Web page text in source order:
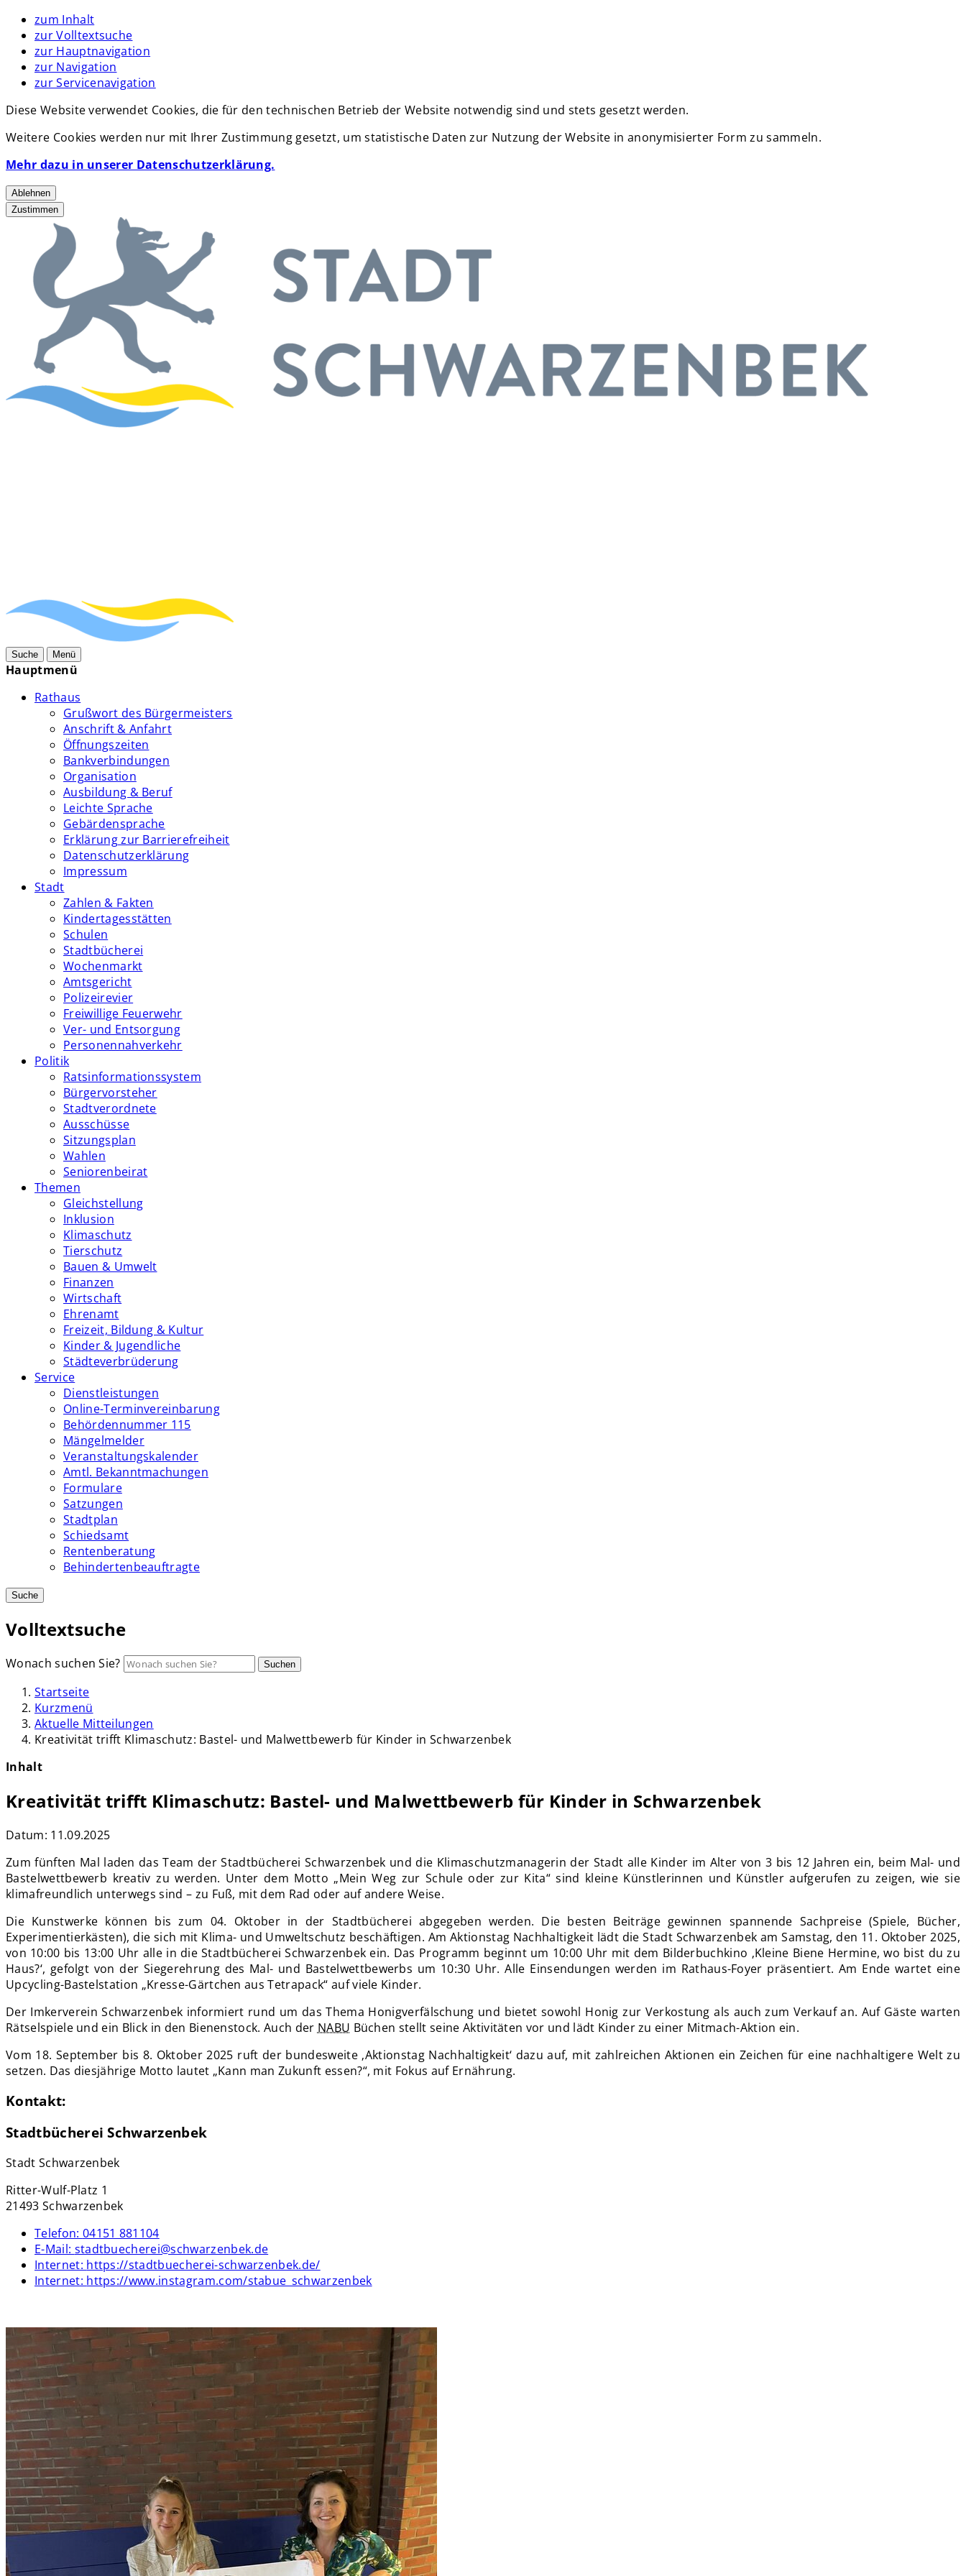
zum Inhalt
zur Volltextsuche
zur Hauptnavigation
zur Navigation
zur Servicenavigation
Diese Website verwendet Cookies, die für den technischen Betrieb der Website notwendig sind und stets gesetzt werden.
Weitere Cookies werden nur mit Ihrer Zustimmung gesetzt, um statistische Daten zur Nutzung der Website in anonymisierter Form zu sammeln.
Mehr dazu in unserer Datenschutzerklärung.
Ablehnen
Zustimmen
Suche Menü
Hauptmenü
Rathaus
Grußwort des Bürgermeisters
Anschrift & Anfahrt
Öffnungszeiten
Bankverbindungen
Organisation
Ausbildung & Beruf
Leichte Sprache
Gebärdensprache
Erklärung zur Barrierefreiheit
Datenschutzerklärung
Impressum
Stadt
Zahlen & Fakten
Kindertagesstätten
Schulen
Stadtbücherei
Wochenmarkt
Amtsgericht
Polizeirevier
Freiwillige Feuerwehr
Ver- und Entsorgung
Personennahverkehr
Politik
Ratsinformationssystem
Bürgervorsteher
Stadtverordnete
Ausschüsse
Sitzungsplan
Wahlen
Seniorenbeirat
Themen
Gleichstellung
Inklusion
Klimaschutz
Tierschutz
Bauen & Umwelt
Finanzen
Wirtschaft
Ehrenamt
Freizeit, Bildung & Kultur
Kinder & Jugendliche
Städteverbrüderung
Service
Dienstleistungen
Online-Terminvereinbarung
Behördennummer 115
Mängelmelder
Veranstaltungskalender
Amtl. Bekanntmachungen
Formulare
Satzungen
Stadtplan
Schiedsamt
Rentenberatung
Behindertenbeauftragte
Suche
Volltextsuche
Wonach suchen Sie? Suchen
Startseite
Kurzmenü
Aktuelle Mitteilungen
Kreativität trifft Klimaschutz: Bastel- und Malwettbewerb für Kinder in Schwarzenbek
Inhalt
Kreativität trifft Klimaschutz: Bastel- und Malwettbewerb für Kinder in Schwarzenbek
Datum: 11.09.2025
Zum fünften Mal laden das Team der Stadtbücherei Schwarzenbek und die Klimaschutzmanagerin der Stadt alle Kinder im Alter von 3 bis 12 Jahren ein, beim Mal- und
Bastelwettbewerb kreativ zu werden. Unter dem Motto „Mein Weg zur Schule oder zur Kita“ sind kleine Künstlerinnen und Künstler aufgerufen zu zeigen, wie sie
klimafreundlich unterwegs sind – zu Fuß, mit dem Rad oder auf andere Weise.
Die Kunstwerke können bis zum 04. Oktober in der Stadtbücherei abgegeben werden. Die besten Beiträge gewinnen spannende Sachpreise (Spiele, Bücher,
Experimentierkästen), die sich mit Klima- und Umweltschutz beschäftigen. Am Aktionstag Nachhaltigkeit lädt die Stadt Schwarzenbek am Samstag, den 11. Oktober 2025,
von 10:00 bis 13:00 Uhr alle in die Stadtbücherei Schwarzenbek ein. Das Programm beginnt um 10:00 Uhr mit dem Bilderbuchkino ‚Kleine Biene Hermine, wo bist du zu
Haus?‘, gefolgt von der Siegerehrung des Mal- und Bastelwettbewerbs um 10:30 Uhr. Alle Einsendungen werden im Rathaus-Foyer präsentiert. Am Ende wartet eine
Upcycling-Bastelstation „Kresse-Gärtchen aus Tetrapack“ auf viele Kinder.
Der Imkerverein Schwarzenbek informiert rund um das Thema Honigverfälschung und bietet sowohl Honig zur Verkostung als auch zum Verkauf an. Auf Gäste warten
Rätselspiele und ein Blick in den Bienenstock. Auch der NABU Büchen stellt seine Aktivitäten vor und lädt Kinder zu einer Mitmach-Aktion ein.
Vom 18. September bis 8. Oktober 2025 ruft der bundesweite ‚Aktionstag Nachhaltigkeit‘ dazu auf, mit zahlreichen Aktionen ein Zeichen für eine nachhaltigere Welt zu
setzen. Das diesjährige Motto lautet „Kann man Zukunft essen?“, mit Fokus auf Ernährung.
Kontakt:
Stadtbücherei Schwarzenbek
Stadt Schwarzenbek
Ritter-Wulf-Platz 1
21493 Schwarzenbek
Telefon: 04151 881104
E-Mail: stadtbuecherei@schwarzenbek.de
Internet: https://stadtbuecherei-schwarzenbek.de/
Internet: https://www.instagram.com/stabue_schwarzenbek